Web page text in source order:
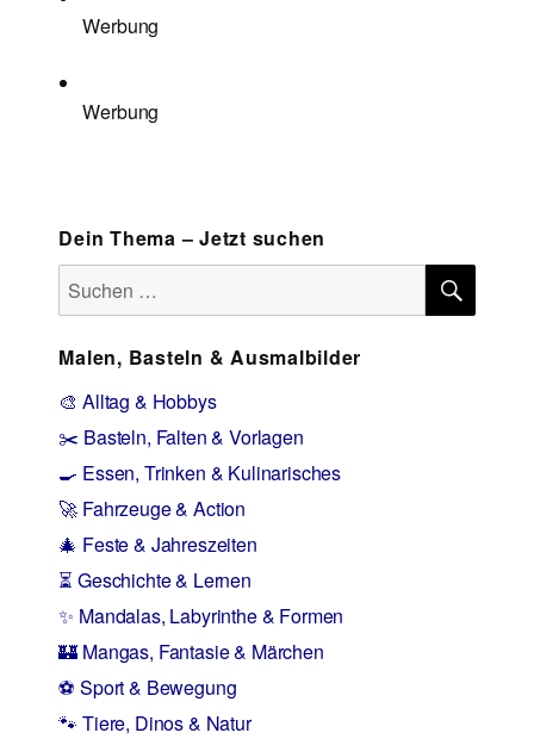
Werbung
Werbung
Dein Thema – Jetzt suchen
Suchen
nach:
Malen, Basteln & Ausmalbilder
🎨 Alltag & Hobbys
✂️ Basteln, Falten & Vorlagen
🍳 Essen, Trinken & Kulinarisches
🚀 Fahrzeuge & Action
🎄 Feste & Jahreszeiten
⏳ Geschichte & Lernen
✨ Mandalas, Labyrinthe & Formen
🏰 Mangas, Fantasie & Märchen
⚽ Sport & Bewegung
🐾 Tiere, Dinos & Natur